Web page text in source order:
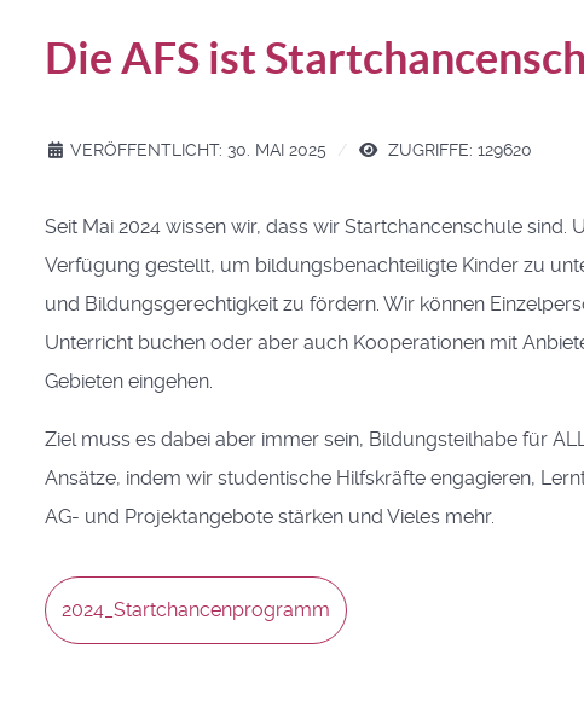
Die AFS ist
VERÖFFENTLICHT: 30. MAI 2025 ZUGRIFFE: 129620
Seit Mai 2024 wissen wir, dass wir Startchancenschule
Verfügung gestellt, um bildungsbenachteiligte Kinder zu
und Bildungsgerechtigkeit zu fördern. Wir können
Unterricht buchen oder aber auch Kooperationen mit
Gebieten eingehen.
Ziel muss es dabei aber immer sein, Bildungsteilhabe für
Ansätze, indem wir studentische Hilfskräfte engagieren,
AG- und Projektangebote stärken und Vieles mehr.
2024_Startchancenprogramm